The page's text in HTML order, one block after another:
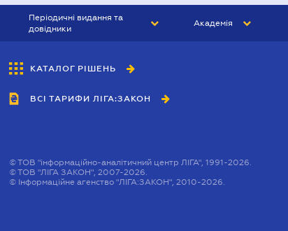
Періодичні видання та
довідники
БУХГАЛТЕР&ЗАКОН
ВІСНИК МСФЗ
Академія
КАТАЛОГ РІШЕНЬ
ВСІ ТАРИФИ ЛІГА:ЗАКОН
©ТОВ "інформаційно-аналітичний центр ЛІГА", 1991-2026.
©ТОВ "ЛІГА ЗАКОН", 2007-2026.
© Інформаційне агенство "ЛІГА:ЗАКОН", 2010-2026.